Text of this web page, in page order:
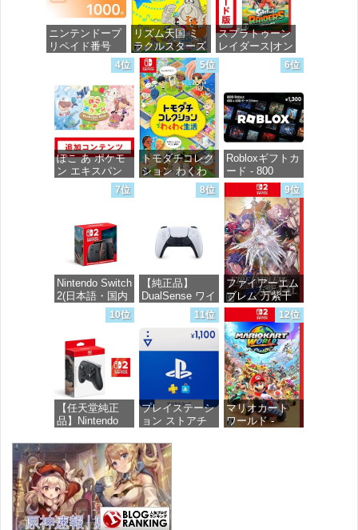
ニンテンドープ
リペイド番号
1000円|オンラ
価格：¥1,000
リズム天国 ミ
ラクルスターズ
-Switch
価格：¥5,595
スプラトゥーン
レイダース|オン
ラインコード版
4位
ぽこ あ ポケモ
ン エキスパン
ションパス|オン
ラインコード版
価格：¥4,400
5位
トモダチコレク
ション わくわ
く生活 -Switch
6位
Robloxギフトカ
ード - 800
Robux 【限定バ
ーチャルアイテ
ムを含む】
【オンラインゲ
ームコード】
ロブロックス |
オンラインコー
ド版
価格：¥1,300
7位
Nintendo Switch
2(日本語・国内
8位
【純正品】
DualSense ワイ
ヤレスコントロ
ーラー(CFI-
ZCT2J)
価格：¥10,737
9位
ファイアーエム
ブレム 万紫千
紅 -Switch2
価格：¥8,979
10位
【任天堂純正
品】Nintendo
ントローラー
【Amazon.co.jp
限定特典】
Nintendo Switch
2 ロゴデザイン
ステッカー 同
梱
11位
プレイステーシ
ョン ストアチ
オンラインコー
ド版
価格：¥1,100
12位
マリオカート
ワールド -